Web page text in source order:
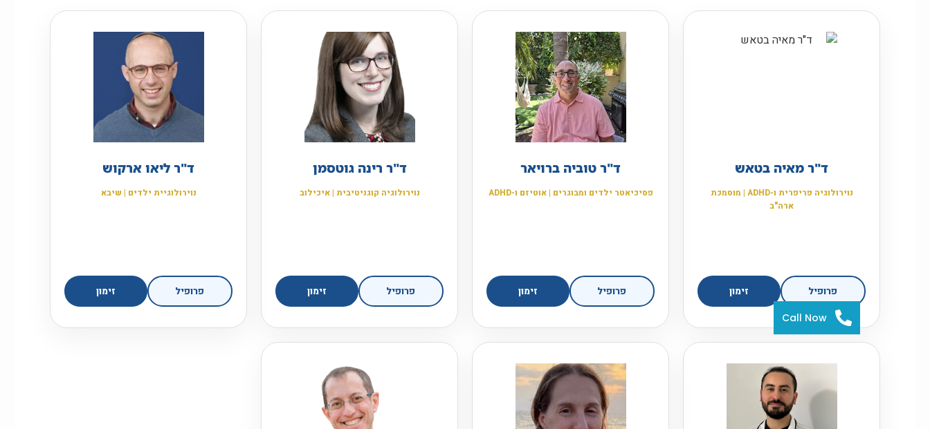
ד"ר מאיה בטאש
נוירולוגיה פריפרית ו-ADHD | מוסמכת
ארה"ב
פרופיל זימון
ד"ר טוביה ברויאר
פסיכיאטר ילדים ומבוגרים | אוטיזם ו-ADHD
פרופיל זימון
ד"ר רינה גוטסמן
נוירולוגיה קוגניטיבית | איכילוב
פרופיל זימון
ד"ר ליאו ארקוש
נוירולוגיית ילדים | שיבא
פרופיל זימון
Call Now